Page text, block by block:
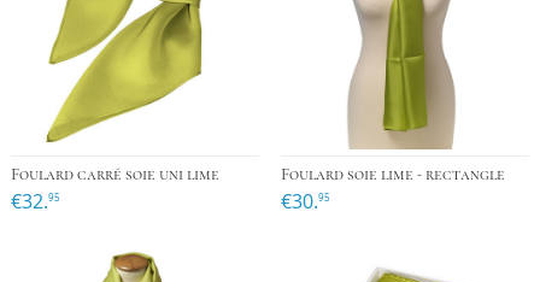
Foulard carré soie uni lime
€32.95
Foulard soie lime - rectangle
€30.95